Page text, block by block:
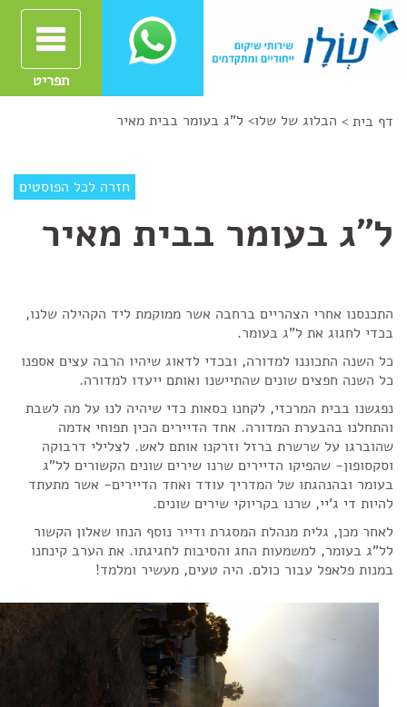
תפריט
דף בית > הבלוג של שלו> ל"ג בעומר בבית מאיר
חזרה לכל הפוסטים
ל"ג בעומר בבית מאיר
התכנסנו אחרי הצהריים ברחבה אשר ממוקמת ליד הקהילה שלנו,
בכדי לחגוג את ל"ג בעומר.
כל השנה התכוננו למדורה, ובכדי לדאוג שיהיו הרבה עצים אספנו
כל השנה חפצים שונים שהתיישנו ואותם ייעדו למדורה.
נפגשנו בבית המרכזי, לקחנו כסאות כדי שיהיה לנו על מה לשבת
והתחלנו בהבערת המדורה. אחד הדיירים הכין תפוחי אדמה
שהוברגו על שרשרת ברזל וזרקנו אותם לאש. לצלילי דרבוקה
וסקסופון- שהפיקו הדיירים שרנו שירים שונים הקשורים לל"ג
בעומר ובהנהגתו של המדריך עודד ואחד הדיירים- אשר מתעתד
להיות די ג'יי, שרנו בקריוקי שירים שונים.
לאחר מכן, גלית מנהלת המסגרת ודייר נוסף הנחו שאלון הקשור
לל"ג בעומר, למשמעות החג והסיבות לחגיגתו. את הערב קינחנו
במנות פלאפל עבור כולם. היה טעים, מעשיר ומלמד!